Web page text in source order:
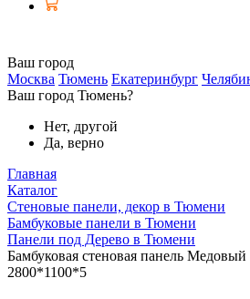
Ваш город
Москва Тюмень Екатеринбург
Ваш город Тюмень?
Нет, другой
Да, верно
Главная
Каталог
Стеновые панели, декор в Тюмени
Бамбуковые панели в Тюмени
Панели под Дерево в Тюмени
Бамбуковая стеновая панель
2800*1100*5